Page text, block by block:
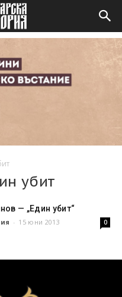
убит
— „Един убит“
- 15 юни 2013 0